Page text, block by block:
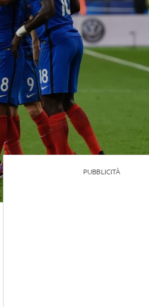
PUBBLICITÀ